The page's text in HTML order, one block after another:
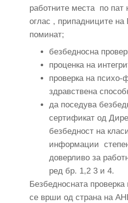
работните места по пат
оглас , припадниците
поминат;
безбедносна
проценка на
проверка на психо-
здравствена
да поседува
сертификат од
безбедност на
информации
доверливо за
ред бр. 1,2 3 и 4.
Безбедносната проверка
се врши од страна на